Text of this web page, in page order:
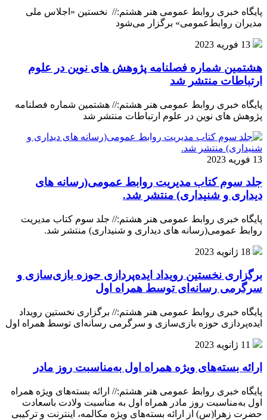
پایگاه خبری روابط عمومی هنر هشتم:// نخستین «اجلاس ملی
مدیران روابط‌عمومی» برگزار می‌شود
13 فوریه 2023
هشتمین شماره فصلنامه پژوهش های نوین در علوم
ارتباطات منتشر شد
پایگاه خبری روابط عمومی هنر هشتم:// هشتمین شماره فصلنامه
پژوهش های نوین در علوم ارتباطات منتشر شد
13 فوریه 2023
جلد سوم کتاب مدیریت روابط عمومی(رسانه های
دیداری و شنیداری) منتشر شد.
پایگاه خبری روابط عمومی هنر هشتم:// جلد سوم کتاب مدیریت
روابط عمومی(رسانه های دیداری و شنیداری) منتشر شد.
18 ژانویه 2023
برگزاری نخستین رویداد ایده‌پردازی حوزه بازی‌سازی و
سرگرمی رسانه‌ای توسط همراه اول
پایگاه خبری روابط عمومی هنر هشتم:// برگزاری نخستین رویداد
ایده‌پردازی حوزه بازی‌سازی و سرگرمی رسانه‌ای توسط همراه اول
11 ژانویه 2023
ارائه بسته‌های ویژه همراه اول به‌مناسبت روز مادر
پایگاه خبری روابط عمومی هنر هشتم:// ارائه بسته‌های ویژه همراه
اول به‌مناسبت روز مادر همراه اول به مناسبت ولادت باسعادت
حضرت زهرا(س) از ارائه بسته‌های ویژه مکالمه، اینترنت و ترکیبی